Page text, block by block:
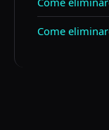
Come